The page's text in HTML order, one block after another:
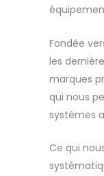
Fondée
les
marques
qui nous
systèmes
Ce qui